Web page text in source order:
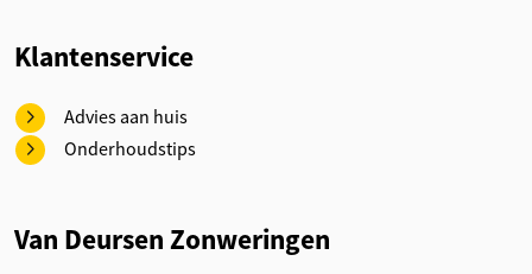
Klantenservice
Advies aan huis
Onderhoudstips
Van Deursen Zonweringen